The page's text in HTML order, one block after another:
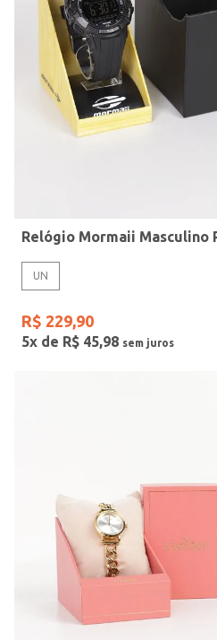
Faixas de preço
Relógio Mormaii Masculino
UN
R$ 229,90
5x de R$ 45,98